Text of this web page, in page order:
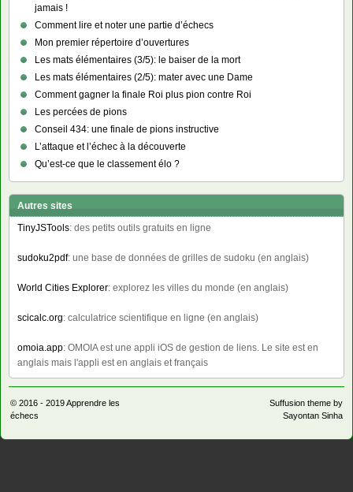
jamais !
Comment lire et noter une partie d’échecs
Mon premier répertoire d’ouvertures
Les mats élémentaires (3/5): le baiser de la mort
Les mats élémentaires (2/5): mater avec une Dame
Comment gagner la finale Roi plus pion contre Roi
Les percées de pions
Conseil 434: une finale de pions instructive
L’attaque et l’échec à la découverte
Qu’est-ce que le classement élo ?
Autres sites
TinyJSTools: des petits outils gratuits en ligne
sudoku2pdf: une base de données de grilles de sudoku (en anglais)
World Cities Explorer: explorez les villes du monde (en anglais)
scicalc.org: calculatrice scientifique en ligne (en anglais)
omoia.app: OMOIA est une appli iOS de gestion de liens. Le site est en
anglais mais l'appli est en anglais et français
© 2016 - 2019Apprendre les
échecs
Suffusion theme by
Sayontan Sinha